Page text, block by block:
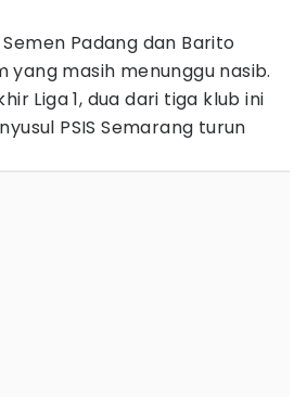
Semen Padang dan Barito
yang masih menunggu nasib.
Liga 1, dua dari tiga klub ini
PSIS Semarang turun